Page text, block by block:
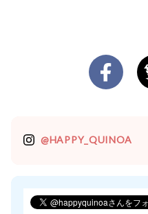
@HAPPY_QUINOA